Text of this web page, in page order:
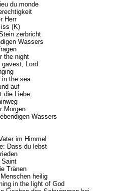
du monde
Herr
(K)
zerbricht
Wassers
the night
gavest, Lord
in the sea
auf
die Liebe
Morgen
Wassers
im Himmel
Dass du lebst
Saint
Tränen
heilig
in the light of God